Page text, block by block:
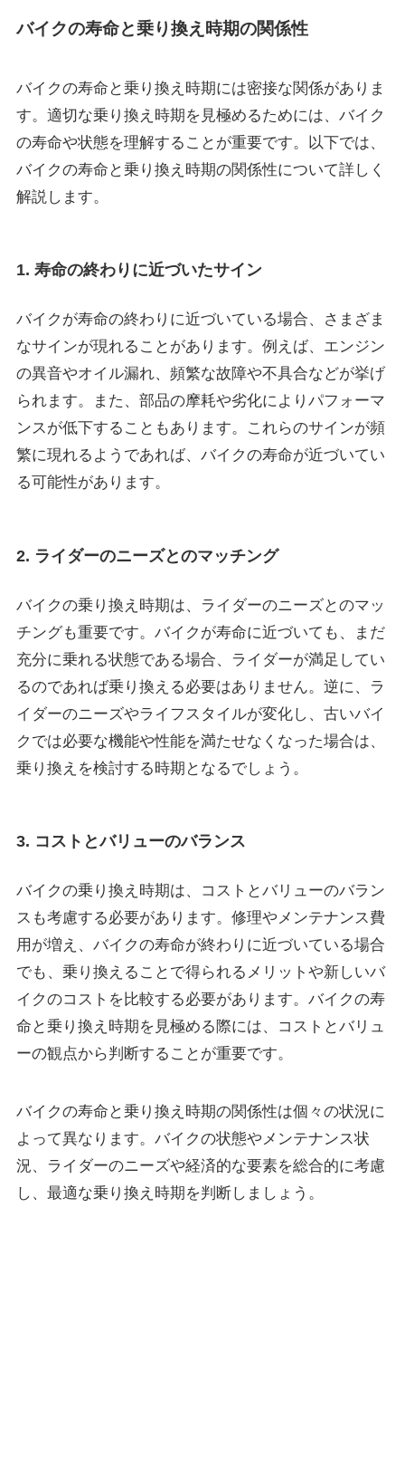
バイクの寿命と乗り換え時期の関係性
バイクの寿命と乗り換え時期には密接な関係がありま
す。適切な乗り換え時期を見極めるためには、バイク
の寿命や状態を理解することが重要です。以下では、
バイクの寿命と乗り換え時期の関係性について詳しく
解説します。
1. 寿命の終わりに近づいたサイン
バイクが寿命の終わりに近づいている場合、さまざま
なサインが現れることがあります。例えば、エンジン
の異音やオイル漏れ、頻繁な故障や不具合などが挙げ
られます。また、部品の摩耗や劣化によりパフォーマ
ンスが低下することもあります。これらのサインが頻
繁に現れるようであれば、バイクの寿命が近づいてい
る可能性があります。
2. ライダーのニーズとのマッチング
バイクの乗り換え時期は、ライダーのニーズとのマッ
チングも重要です。バイクが寿命に近づいても、まだ
充分に乗れる状態である場合、ライダーが満足してい
るのであれば乗り換える必要はありません。逆に、ラ
イダーのニーズやライフスタイルが変化し、古いバイ
クでは必要な機能や性能を満たせなくなった場合は、
乗り換えを検討する時期となるでしょう。
3. コストとバリューのバランス
バイクの乗り換え時期は、コストとバリューのバラン
スも考慮する必要があります。修理やメンテナンス費
用が増え、バイクの寿命が終わりに近づいている場合
でも、乗り換えることで得られるメリットや新しいバ
イクのコストを比較する必要があります。バイクの寿
命と乗り換え時期を見極める際には、コストとバリュ
ーの観点から判断することが重要です。
バイクの寿命と乗り換え時期の関係性は個々の状況に
よって異なります。バイクの状態やメンテナンス状
況、ライダーのニーズや経済的な要素を総合的に考慮
し、最適な乗り換え時期を判断しましょう。